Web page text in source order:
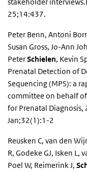
25;14:437.
Peter Benn, Antoni
Susan Gross, Jo-Ann
PeterSchielen, Kevin
Prenatal Detection of
Sequencing (MPS): a
committee on behalf
for Prenatal
Jan;32(1):1-2
Reusken C, van den
R, Godeke GJ, Isken L,
Poel W, Reimerink J,